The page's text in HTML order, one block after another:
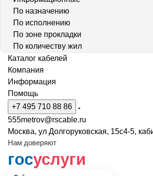
По назначению
По исполнению
По зоне прокладки
По количеству жил
Каталог кабелей
Компания
Информация
Помощь
+7 495 710 88 86
555metrov@rscable.ru
Москва, ул Долгоруковская, 15с4-5,
Нам доверяют
госуслуги